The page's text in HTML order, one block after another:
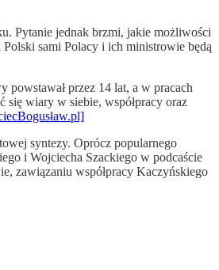
Pytanie jednak brzmi, jakie możliwości
sami Polacy i ich ministrowie będą
powstawał przez 14 lat, a w pracach
się wiary w siebie, współpracy oraz
syntezy. Oprócz popularnego
i Wojciecha Szackiego w podcaście
zawiązaniu współpracy Kaczyńskiego